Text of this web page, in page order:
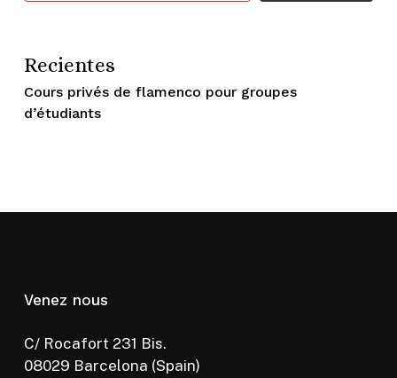
Recientes
Cours privés de flamenco pour groupes
d’étudiants
Venez nous
C/ Rocafort 231 Bis.
08029 Barcelona (Spain)